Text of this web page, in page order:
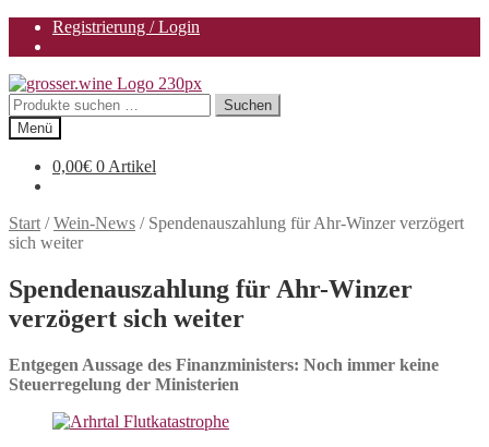
Registrierung / Login
Zur
Navigation
springen
Zum
Inhalt
springen
Suchen
nach:
Suchen
Menü
0,00€ 0 Artikel
Start /Wein-News / Spendenauszahlung für Ahr-Winzer verzögert
sich weiter
Spendenauszahlung für Ahr-Winzer
verzögert sich weiter
Entgegen Aussage des Finanzministers: Noch immer keine
Steuerregelung der Ministerien